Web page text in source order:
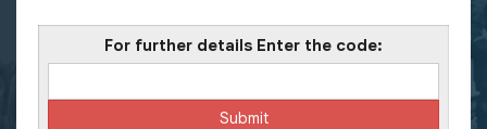
For further details Enter the code: